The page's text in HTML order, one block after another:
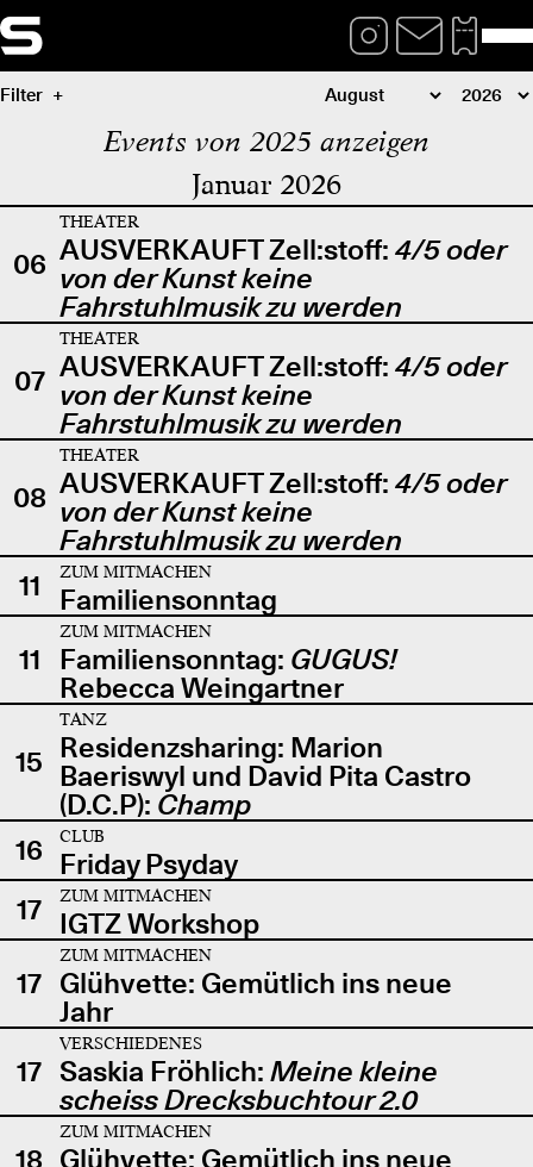
Filter
Events von 2025 anzeigen
Januar 2026
06
THEATER
AUSVERKAUFT Zell:stoff: 4/5 oder
von der Kunst keine
Fahrstuhlmusik zu werden
07
THEATER
AUSVERKAUFT Zell:stoff: 4/5 oder
von der Kunst keine
Fahrstuhlmusik zu werden
08
THEATER
AUSVERKAUFT Zell:stoff: 4/5 oder
von der Kunst keine
Fahrstuhlmusik zu werden
11
ZUM MITMACHEN
Familiensonntag
11
ZUM MITMACHEN
Familiensonntag: GUGUS!
Rebecca Weingartner
15
TANZ
Residenzsharing: Marion
Baeriswyl und David Pita Castro
(D.C.P): Champ
16
CLUB
Friday Psyday
17
ZUM MITMACHEN
IGTZ Workshop
17
ZUM MITMACHEN
Glühvette: Gemütlich ins neue
Jahr
17
VERSCHIEDENES
Saskia Fröhlich: Meine kleine
scheiss Drecksbuchtour 2.0
18
ZUM MITMACHEN
Glühvette: Gemütlich ins neue